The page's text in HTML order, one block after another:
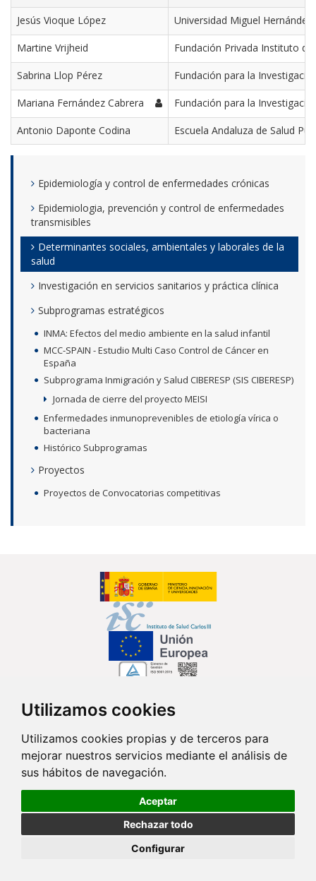
Utilizamos cookies
Utilizamos cookies propias y de terceros para
mejorar nuestros servicios mediante el análisis de
sus hábitos de navegación.
Aceptar
Rechazar todo
Configurar
Jesús Vioque López Universidad Miguel Hernández
Martine Vrijheid Fundación Privada Instituto
Sabrina Llop Pérez Fundación para la
Mariana Fernández Cabrera Fundación para la
Antonio Daponte Codina Escuela Andaluza de Salud
Epidemiología y control de enfermedades crónicas
Epidemiologia, prevención y control de enfermedades
transmisibles
Determinantes sociales, ambientales y laborales de la
salud
Investigación en servicios sanitarios y práctica clínica
Subprogramas estratégicos
INMA: Efectos del medio ambiente en la salud infantil
MCC-SPAIN - Estudio Multi Caso Control de Cáncer en
España
Subprograma Inmigración y Salud CIBERESP (SIS CIBERESP)
Jornada de cierre del proyecto MEISI
Enfermedades inmunoprevenibles de etiología vírica o
bacteriana
Histórico Subprogramas
Proyectos
Proyectos de Convocatorias competitivas
Síguenos en...
Contacto
Av. Monforte de Lemos, 3-5. Pabellón 11. Planta 0 28029 Madrid
info@ciberisciii.es
Política de Privacidad
| Portal de Transparencia